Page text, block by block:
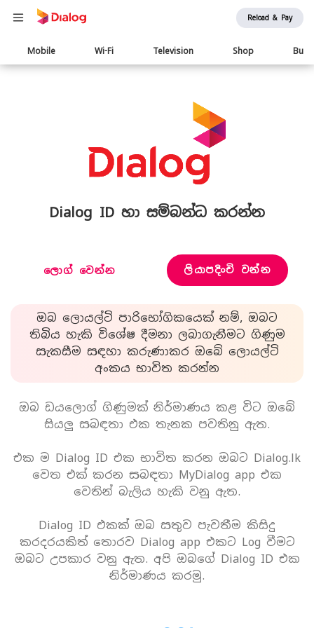
Reload & Pay
Main
navigation
Mobile Wi-Fi Television Shop
Dialog ID හා සම්බන්ධ කරන්න
ලොග් වෙන්න ලියාපදිංචි වන්න
ඔබ ලොයල්ටි පාරිභෝගිකයෙක් නම්, ඔබට
තිබිය හැකි විශේෂ දීමනා ලබාගැනීමට ගිණුම
සැකසීම සඳහා කරුණාකර ඔබේ ලොයල්ටි
අංකය භාවිත කරන්න
ඔබ ඩයලොග් ගිණුමක් නිර්මාණය කළ විට ඔබේ
සියලු සබඳතා එක තැනක පවතිනු ඇත.
එක ම Dialog ID එක භාවිත කරන ඔබට Dialog.lk
වෙත එක් කරන සබඳතා MyDialog app එක
වෙතින් බැලිය හැකි වනු ඇත.
Dialog ID එකක් ඔබ සතුව පැවතීම කිසිදු
කරදරයකිත් තොරව Dialog app එකට Log වීමට
ඔබට උපකාර වනු ඇත. අපි ඔබගේ Dialog ID එක
නිර්මාණය කරමු.